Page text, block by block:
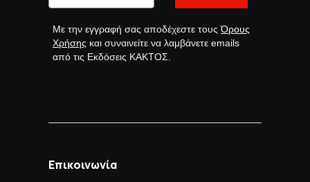
Με την εγγραφή σας αποδέχεστε τουςΌρους
Χρήσης και συναινείτε να λαμβάνετε emails
από τις Εκδόσεις ΚΑΚΤΟΣ.
Επικοινωνία